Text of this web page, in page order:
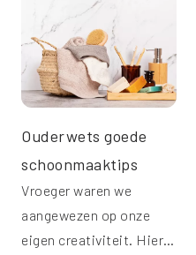
Ouderwets goede
schoonmaaktips
Vroeger waren we
aangewezen op onze
eigen creativiteit. Hier